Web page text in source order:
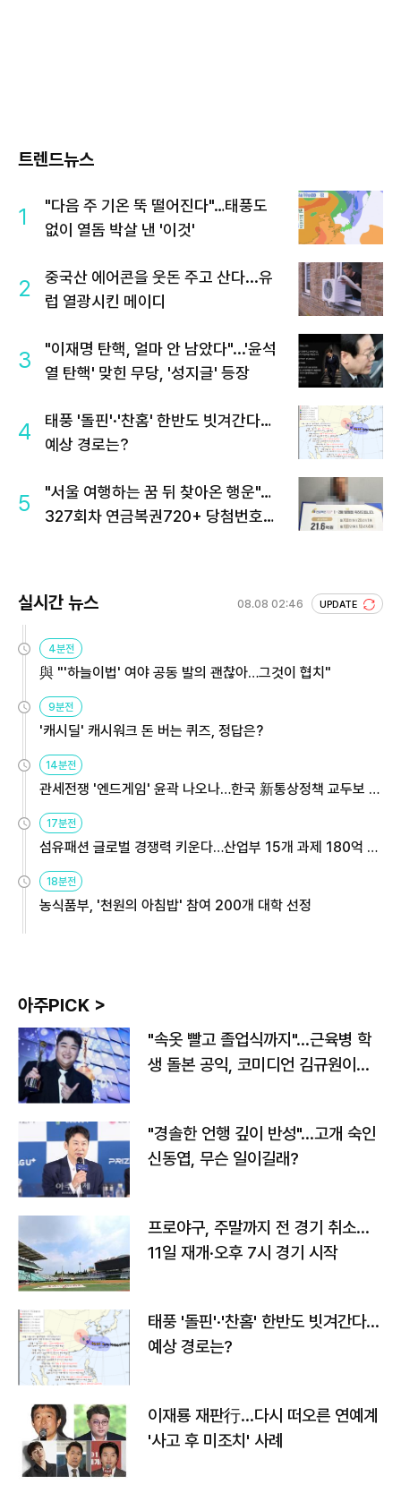
트렌드뉴스
1
"다음 주 기온 뚝 떨어진다"…태풍도
없이 열돔 박살 낸 '이것'
2
중국산 에어콘을 웃돈 주고 산다...유
럽 열광시킨 메이디
3
"이재명 탄핵, 얼마 안 남았다"...'윤석
열 탄핵' 맞힌 무당, '성지글' 등장
4
태풍 '돌핀'·'찬홈' 한반도 빗겨간다…
예상 경로는?
5
"서울 여행하는 꿈 뒤 찾아온 행운"…
327회차 연금복권720+ 당첨번호조
실시간 뉴스 08.08 02:46 UPDATE
4분전
與 "'하늘이법' 여야 공동 발의 괜찮아…그것이 협치"
9분전
'캐시딜' 캐시워크 돈 버는 퀴즈, 정답은?
14분전
관세전쟁 '엔드게임' 윤곽 나오나…한국 新통상정책 교두보 활
17분전
섬유패션 글로벌 경쟁력 키운다…산업부 15개 과제 180억 지
18분전
농식품부, '천원의 아침밥' 참여 200개 대학 선정
아주PICK >
"속옷 빨고 졸업식까지"…근육병 학
생 돌본 공익, 코미디언 김규원이었
"경솔한 언행 깊이 반성"…고개 숙인
신동엽, 무슨 일이길래?
프로야구, 주말까지 전 경기 취소…
11일 재개·오후 7시 경기 시작
태풍 '돌핀'·'찬홈' 한반도 빗겨간다…
예상 경로는?
이재룡 재판行…다시 떠오른 연예계
'사고 후 미조치' 사례